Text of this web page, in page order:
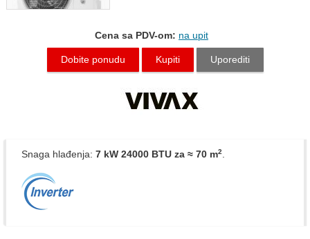
Cena sa PDV-om: na upit
Dobite ponudu Kupiti Uporediti
Snaga hlađenja: 7 kW 24000 BTU za ≈ 70 m2.